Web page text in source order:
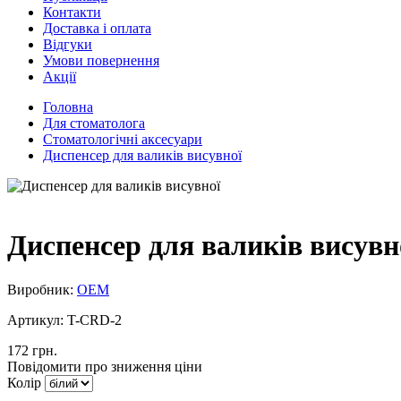
Контакти
Доставка і оплата
Відгуки
Умови повернення
Акції
Головна
Для стоматолога
Стоматологічні аксесуари
Диспенсер для валиків висувної
Диспенсер для валиків
Виробник: ОЕМ
Артикул: T-CRD-2
172 грн.
Повідомити про зниження ціни
Колір